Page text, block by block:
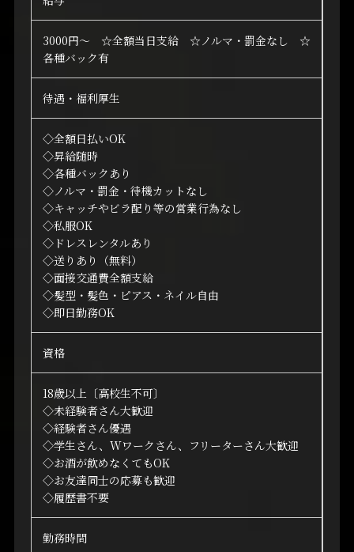
3000円～ ☆全額当日支給 ☆ノルマ・罰金なし ☆
各種バック有
待遇・福利厚生
◇全額日払いOK
◇昇給随時
◇各種バックあり
◇ノルマ・罰金・待機カットなし
◇キャッチやビラ配り等の営業行為なし
◇私服OK
◇ドレスレンタルあり
◇送りあり（無料）
◇面接交通費全額支給
◇髪型・髪色・ピアス・ネイル自由
◇即日勤務OK
資格
18歳以上〔高校生不可〕
◇未経験者さん大歓迎
◇経験者さん優遇
◇学生さん、Wワークさん、フリーターさん大歓迎
◇お酒が飲めなくてもOK
◇お友達同士の応募も歓迎
◇履歴書不要
勤務時間